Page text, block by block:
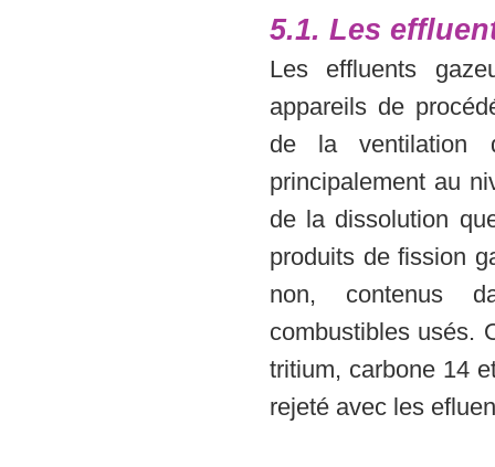
5.1. Les
Les effluents
appareils de
de la ventilation
principalement au
de la dissolution
produits de fission
non, contenus
combustibles usés.
tritium, carbone 14
rejeté avec les